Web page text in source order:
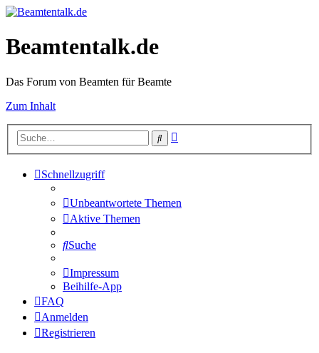
Beamtentalk.de
Das Forum von Beamten für Beamte
Zum Inhalt
Suche
Schnellzugriff
Unbeantwortete Themen
Aktive Themen
Suche
Impressum
Beihilfe-App
FAQ
Anmelden
Registrieren